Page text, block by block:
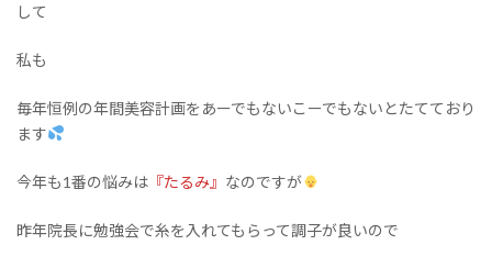
して
私も
毎年恒例の年間美容計画をあーでもないこーでもないとたてており
ます
今年も1番の悩みは 『たるみ』 なのですが
昨年院長に勉強会で糸を入れてもらって調子が良いので